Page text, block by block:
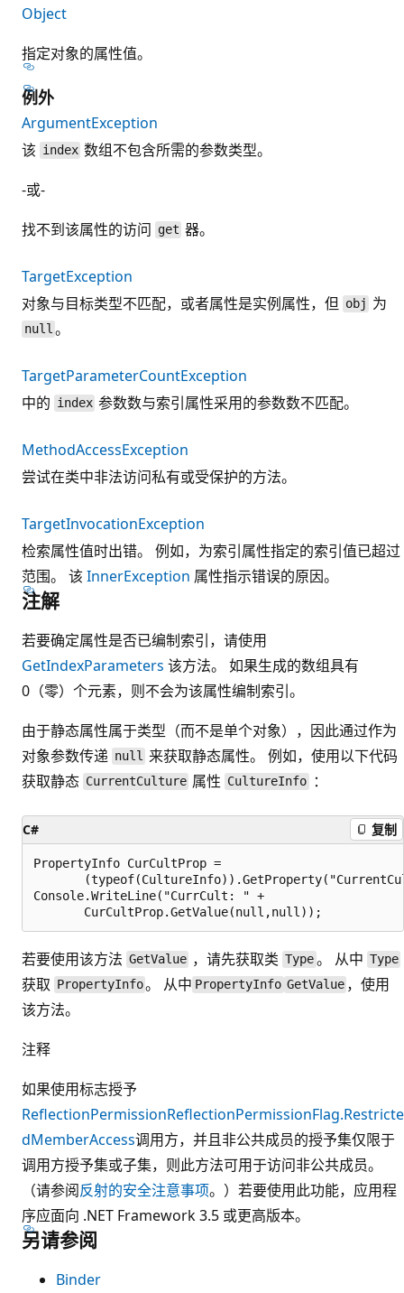
Object
指定对象的属性值。
例外
ArgumentException
该 index 数组不包含所需的参数类型。
-或-
找不到该属性的访问 get 器。
TargetException
对象与目标类型不匹配，或者属性是实例属性，但 obj 为
null 。
TargetParameterCountException
中的 index 参数数与索引属性采用的参数数不匹配。
MethodAccessException
尝试在类中非法访问私有或受保护的方法。
TargetInvocationException
检索属性值时出错。 例如，为索引属性指定的索引值已超过
范围。 该 InnerException 属性指示错误的原因。
注解
若要确定属性是否已编制索引，请使用
GetIndexParameters 该方法。 如果生成的数组具有
0（零）个元素，则不会为该属性编制索引。
由于静态属性属于类型（而不是单个对象），因此通过作为
对象参数传递 null 来获取静态属性。 例如，使用以下代码
获取静态 CurrentCulture 属性 CultureInfo ：
C# 复制
PropertyInfo CurCultProp =
Console.WriteLine("CurrCult: " +
若要使用该方法 GetValue ，请先获取类Type。 从中 Type
获取 PropertyInfo。 从中 PropertyInfo GetValue ，使用
该方法。
注释
如果使用标志授予
ReflectionPermissionReflectionPermissionFlag.Restricte
dMemberAccess调用方，并且非公共成员的授予集仅限于
调用方授予集或子集，则此方法可用于访问非公共成员。
（请参阅反射的安全注意事项。）若要使用此功能，应用程
序应面向 .NET Framework 3.5 或更高版本。
另请参阅
Binder